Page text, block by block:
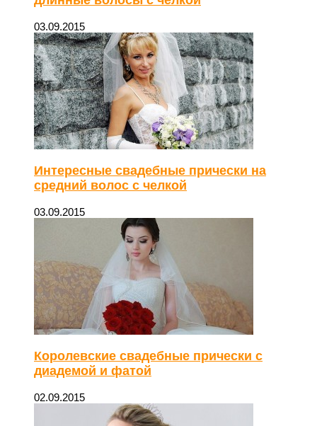
03.09.2015
Интересные свадебные прически на
средний волос с челкой
03.09.2015
Королевские свадебные прически с
диадемой и фатой
02.09.2015